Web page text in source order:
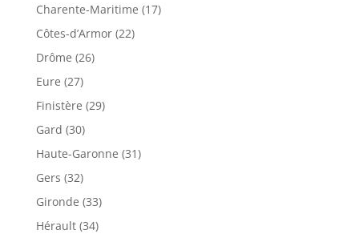
Charente-Maritime (17)
Côtes-d’Armor (22)
Drôme (26)
Eure (27)
Finistère (29)
Gard (30)
Haute-Garonne (31)
Gers (32)
Gironde (33)
Hérault (34)